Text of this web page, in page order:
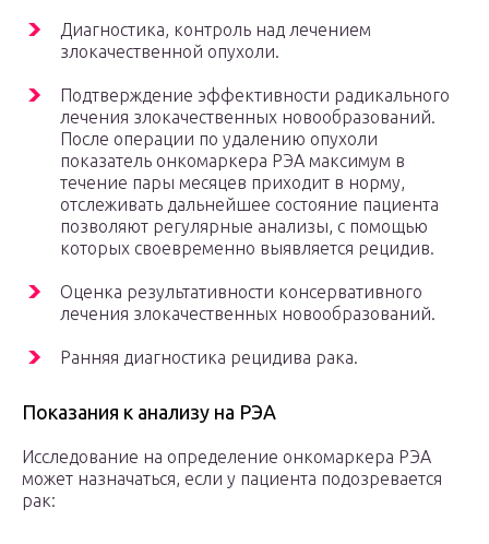
Диагностика, контроль над лечением
злокачественной опухоли.
Подтверждение эффективности радикального
лечения злокачественных новообразований.
После операции по удалению опухоли
показатель онкомаркера РЭА максимум в
течение пары месяцев приходит в норму,
отслеживать дальнейшее состояние пациента
позволяют регулярные анализы, с помощью
которых своевременно выявляется рецидив.
Оценка результативности консервативного
лечения злокачественных новообразований.
Ранняя диагностика рецидива рака.
Показания к анализу на РЭА
Исследование на определение онкомаркера РЭА
может назначаться, если у пациента подозревается
рак: